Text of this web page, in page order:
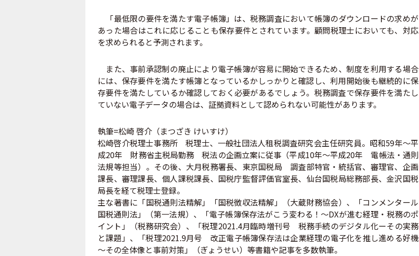
「最低限の要件を満たす電子帳簿」は、税務調査において帳簿のダウンロードの求めが
あった場合はこれに応じることも保存要件とされています。顧問税理士においても、対応
を求められると予測されます。
また、事前承認制の廃止により電子帳簿が容易に開始できるため、制度を利用する場合
には、保存要件を満たす帳簿となっているかしっかりと確認し、利用開始後も継続的に保
存要件を満たしているか確認しておく必要があるでしょう。税務調査で保存要件を満たし
ていない電子データの場合は、証拠資料として認められない可能性があります。
執筆=松崎 啓介（まつざき けいすけ）
松崎啓介税理士事務所 税理士、一般社団法人租税調査研究会主任研究員。昭和59年～平
成20年 財務省主税局勤務 税法の企画立案に従事（平成10年～平成20年 電帳法・通則
法規等担当）。その後、大月税務署長、東京国税局 調査部特官・統括官、審理官、企画
課長、審理課長、個人課税課長、国税庁監督評価官室長、仙台国税局総務部長、金沢国税
局長を経て税理士登録。
主な著書に「国税通則法精解」「国税徴収法精解」（大蔵財務協会）、「コンメンタール
国税通則法」（第一法規）、「電子帳簿保存法がこう変わる！～DXが進む経理・税務のポ
イント」（税務研究会）、「税理2021.4月臨時増刊号 税務手続のデジタル化ーその実務
と課題」、「税理2021.9月号 改正電子帳簿保存法は企業経理の電子化を推し進める好機
～その全体像と事前対策」（ぎょうせい）等書籍や記事を多数執筆。